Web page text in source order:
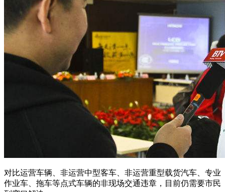
对比运营车辆、非运营中型客车、非运营重型载货汽车、专业
作业车、拖车等点式车辆的非现场交通违章，目前仍需要市民